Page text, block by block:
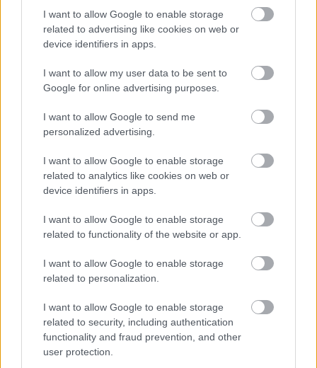
I want to allow Google to enable storage
related to advertising like cookies on web or
device identifiers in apps.
I want to allow my user data to be sent to
Google for online advertising purposes.
I want to allow Google to send me
personalized advertising.
I want to allow Google to enable storage
related to analytics like cookies on web or
device identifiers in apps.
I want to allow Google to enable storage
related to functionality of the website or app.
I want to allow Google to enable storage
related to personalization.
I want to allow Google to enable storage
related to security, including authentication
functionality and fraud prevention, and other
user protection.
Aldeguer marad a Ducatinál, azonban áthelyezik
a VR46-hoz .A változások sorának pedig koránt
Rossiék megkaphatták, amit
akartak: Aldeguer a VR46-hoz
A Gresini és a Ducati szerződése a szezon végén
lejár, és jelen állás szerint nem is lesz folytatás. A
értesülései szerint
ugyanis a Nadia
Padovani vezette alakulat átpártol a Hondához.
be, hogy a felek már közel vannak a
megegyezéshez, ezzel pedig egy korábbi
házasság születhet újjá.